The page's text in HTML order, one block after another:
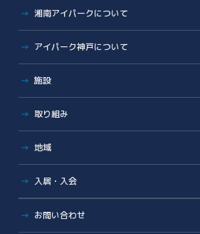
湘南アイパークについて
歩み
Photo & Movie Library
基本情報資料
運営会社について
こどもとかがくとあいぱーく
アイパーク神戸について
プレスリリース
施設
共有設備・スペース
安全対策・環境保全
取り組み
AI/DX Concierge
コラボレーション支援
地域
地域に開かれた湘南アイパーク
地域への報告
入居・入会
メンバーシップ入会
お問い合わせ